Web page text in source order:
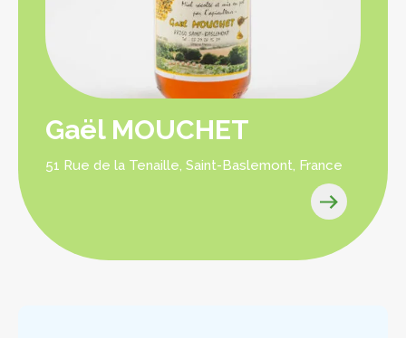
Gaël MOUCHET
51 Rue de la Tenaille, Saint-Baslemont, France